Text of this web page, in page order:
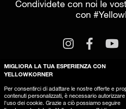
Condividete con noi le
con
Informazioni legali
Questo sito
MIGLIORA LA TUA ESPERIENZA CON
YELLOWKORNER
Per consentirci di adattare le nostre offerte e
contenuti personalizzati, è necessario autorizzare
l'uso dei cookie. Grazie a ciò possiamo seguire